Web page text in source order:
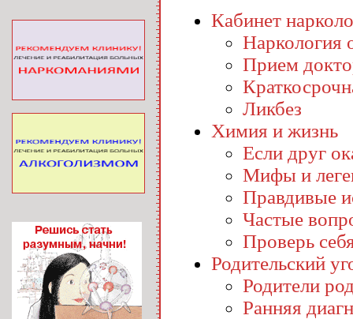
Кабинет
Наркология
Прием
Ликбез
Химия и жизнь
Если друг
Мифы и
Правдивые
Частые
Проверь
Родительский
Родители
Ранняя